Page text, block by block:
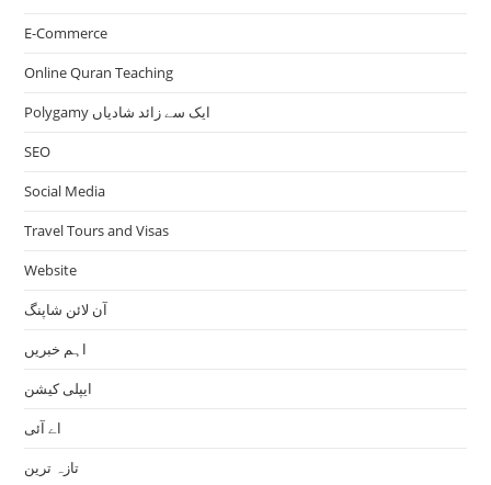
E-Commerce
Online Quran Teaching
Polygamy ایک سے زائد شادیاں
SEO
Social Media
Travel Tours and Visas
Website
آن لائن شاپنگ
اہم خبریں
ایپلی کیشن
اے آئی
تازہ ترین